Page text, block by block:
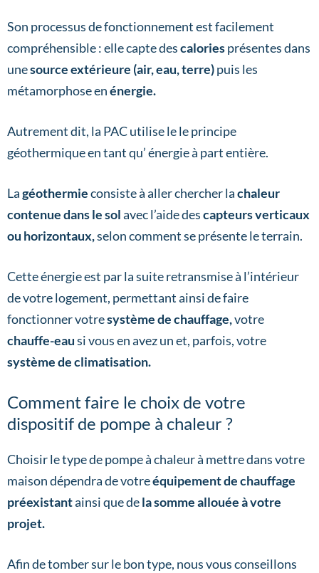
Son processus de fonctionnement est facilement
compréhensible : elle capte descaloriesprésentes dans
unesource extérieure (air, eau, terre)puis les
métamorphose enénergie.
Autrement dit, la PAC utilise le le principe
géothermique en tant qu’ énergie à part entière.
Lagéothermieconsiste à aller chercher lachaleur
contenue dans le solavec l’aide descapteurs verticaux
ou horizontaux,selon comment se présente le terrain.
Cette énergie est par la suite retransmise à l’intérieur
de votre logement, permettant ainsi de faire
fonctionner votresystème de chauffage,votre
chauffe-eausi vous en avez un et, parfois, votre
système de climatisation.
Comment faire le choix de votre
dispositif de pompe à chaleur ?
Choisir le type de pompe à chaleur à mettre dans votre
maison dépendra de votreéquipement de chauffage
préexistantainsi que dela somme allouée à votre
projet.
Afin de tomber sur le bon type, nous vous conseillons